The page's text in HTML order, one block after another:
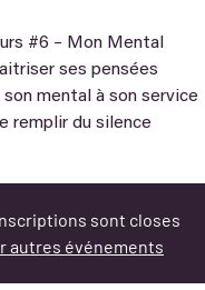
#6 – Mon Mental
ses pensées
mental à son service
remplir du silence
sont closes
autres événements